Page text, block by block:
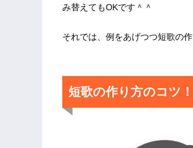
み替えてもOKです＾＾
それでは、例をあげつつ短歌の
短歌の作り方のコツ